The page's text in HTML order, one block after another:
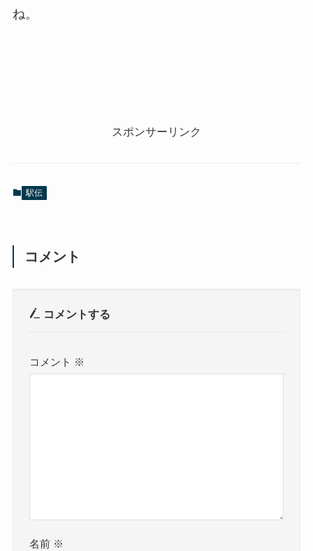
ね。
スポンサーリンク
駅伝
コメント
コメントする
コメント ※
名前 ※